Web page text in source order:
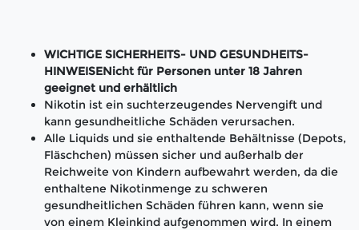
WICHTIGE SICHERHEITS- UND GESUNDHEITS-
HINWEISENicht für Personen unter 18 Jahren
geeignet und erhältlich
Nikotin ist ein suchterzeugendes Nervengift und
kann gesundheitliche Schäden verursachen.
Alle Liquids und sie enthaltende Behältnisse (Depots,
Fläschchen) müssen sicher und außerhalb der
Reichweite von Kindern aufbewahrt werden, da die
enthaltene Nikotinmenge zu schweren
gesundheitlichen Schäden führen kann, wenn sie
von einem Kleinkind aufgenommen wird. In einem